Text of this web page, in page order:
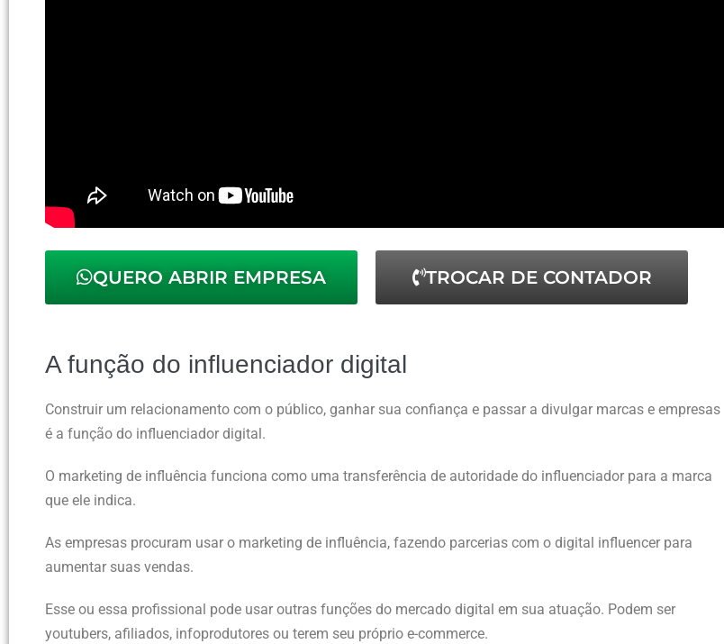
QUERO ABRIR EMPRESA TROCAR DE CONTADOR
A função do influenciador digital
Construir um relacionamento com o público, ganhar sua confiança e passar a divulgar marcas e empresas
é a função do influenciador digital.
O marketing de influência funciona como uma transferência de autoridade do influenciador para a marca
que ele indica.
As empresas procuram usar o marketing de influência, fazendo parcerias com o digital influencer para
aumentar suas vendas.
Esse ou essa profissional pode usar outras funções do mercado digital em sua atuação. Podem ser
youtubers, afiliados, infoprodutores ou terem seu próprio e-commerce.